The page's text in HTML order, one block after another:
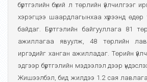
бүртгэлийн бүхий л төрлийн үйлчилгээг
хэрэгцээ шаардлагынхаа хүрээнд өдөр
байдаг. Бүртгэлийн байгууллага 81
ажиллагаа явуулж, 48 төрлийн
иргэдийг ханган ажилладаг. Төрийн
эдгээр бүртгэлийн мэдээлэл дээр
Жишээлбэл, бид жилдээ 1.2 сая